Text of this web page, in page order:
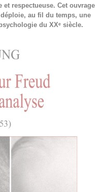
et respectueuse. Cet ouvrage
au fil du temps, une
du XXᵉ siècle.